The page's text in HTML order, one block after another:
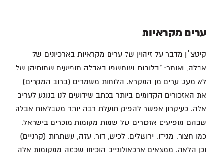
ערים מקראיות
קיטצ׳ן מדבר על זיהוין של ערים מקראיות בארכיונים של
אבלה, ואומר: "בלוחות שנחשפו באבלה מופיעים שמותיהן של
לא מעט ערים מן המקרא. הלוחות משמרים (ברוב המקרים)
את האזכורים הקדומים ביותר בכתב שידועים לנו בנוגע לערים
אלה. כעיקרון אפשר להפיק תועלת רבה יותר מטבלאות אבלה
שבהם מופיעים אזכורים של שמות מקומות מוכרים בישראל,
כמו חצור, מגידו, ירושלים, לכיש, דור, עזה, עשתרות (קרניים)
וכן הלאה. ממצאים ארכאולוגיים הוכיחו שכמה ממקומות אלה